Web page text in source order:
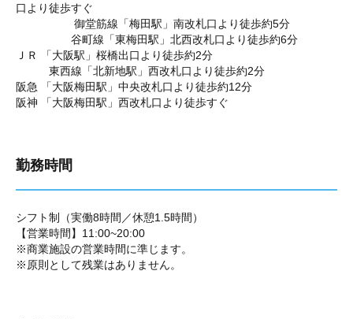
口より徒歩すぐ
御堂筋線「梅田駅」南改札口より徒歩約5分
谷町線「東梅田駅」北西改札口より徒歩約6分
ＪＲ 「大阪駅」桜橋出口より徒歩約2分
東西線「北新地駅」西改札口より徒歩約2分
阪急 「大阪梅田駅」中央改札口より徒歩約12分
阪神 「大阪梅田駅」西改札口より徒歩すぐ
勤務時間
シフト制（実働8時間／休憩1.5時間）
【営業時間】11:00~20:00
※商業施設の営業時間に準じます。
※原則として残業はありません。